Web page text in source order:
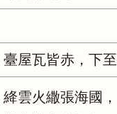
臺屋瓦皆赤，下
絳雲火繖張海國，